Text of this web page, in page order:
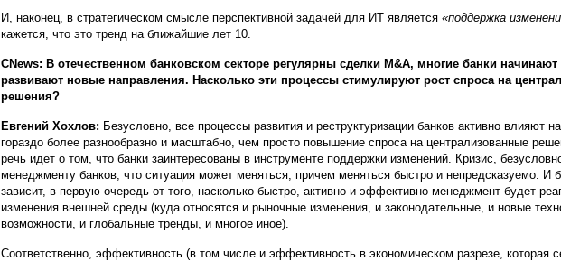
И, наконец, в стратегическом смысле перспективной задачей для ИТ является «поддержка
кажется, что это тренд на ближайшие лет 10.
CNews: В отечественном банковском секторе регулярны сделки M&A, многие банки
развивают новые направления. Насколько эти процессы стимулируют рост спроса на
решения?
Евгений Хохлов: Безусловно, все процессы развития и реструктуризации банков активно влияют
гораздо более разнообразно и масштабно, чем просто повышение спроса на централизованные
речь идет о том, что банки заинтересованы в инструменте поддержки изменений. Кризис,
менеджменту банков, что ситуация может меняться, причем меняться быстро и непредсказуемо. И
зависит, в первую очередь от того, насколько быстро, активно и эффективно менеджмент будет
изменения внешней среды (куда относятся и рыночные изменения, и законодательные, и новые
возможности, и глобальные тренды, и многое иное).
Соответственно, эффективность (в том числе и эффективность в экономическом разрезе, которая